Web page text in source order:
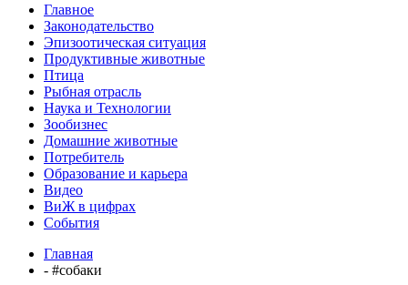
Главное
Законодательство
Эпизоотическая ситуация
Продуктивные животные
Птица
Рыбная отрасль
Наука и Технологии
Зообизнес
Домашние животные
Потребитель
Образование и карьера
Видео
ВиЖ в цифрах
События
Главная
- #собаки